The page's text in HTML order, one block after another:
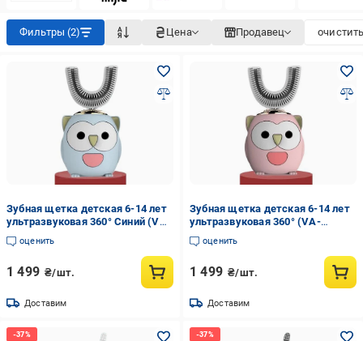
Фильтры (2) Цена Продавец
Зубная щетка детская 6-14 лет
ультразвуковая 360° Синий (VA-
1355623192)
оценить
1 499 ₴/шт.
Доставим
Зубная щетка детская 6-14 лет
ультразвуковая 360° (VA-
1355623191)
оценить
1 499 ₴/шт.
Доставим